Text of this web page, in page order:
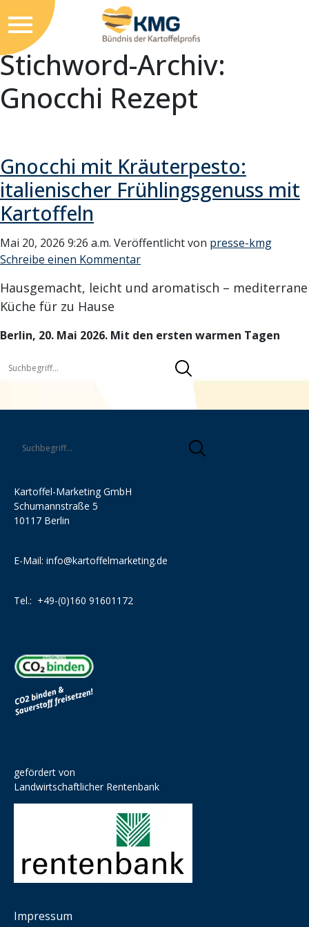
Stichword-Archiv:
Gnocchi Rezept
Gnocchi mit Kräuterpesto:
italienischer Frühlingsgenuss mit
Kartoffeln
Mai 20, 2026 9:26 a.m. Veröffentlicht von presse-kmg
Schreibe einen Kommentar
Hausgemacht, leicht und aromatisch – mediterrane
Küche für zu Hause
Berlin, 20. Mai 2026. Mit den ersten warmen Tagen
Kartoffel-Marketing GmbH
Schumannstraße 5
10117 Berlin
E-Mail: info@kartoffelmarketing.de
Tel.: +49-(0)160 91601172
gefördert von
Landwirtschaftlicher Rentenbank
Impressum